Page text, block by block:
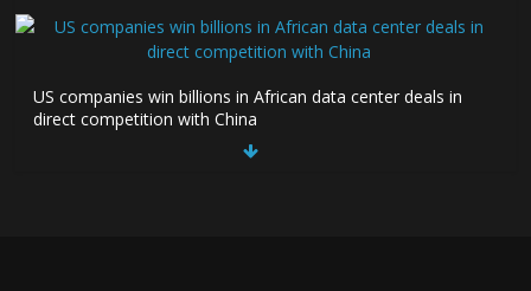
US companies win billions in African data center deals in
direct competition with China